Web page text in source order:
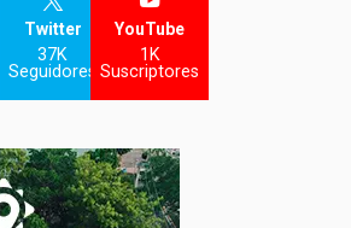
Twitter
37K
Seguidores
YouTube
1K
Suscriptores